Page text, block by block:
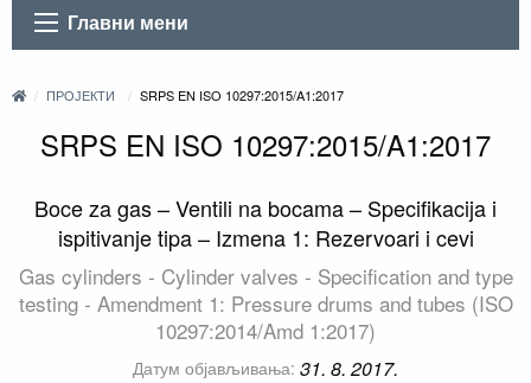
Главни мени
ПРОЈЕКТИ SRPS EN ISO 10297:2015/A1:2017
SRPS EN ISO 10297:2015/A1:2017
Boce za gas – Ventili na bocama – Specifikacija i
ispitivanje tipa – Izmena 1: Rezervoari i cevi
Gas cylinders - Cylinder valves - Specification and type
testing - Amendment 1: Pressure drums and tubes (ISO
10297:2014/Amd 1:2017)
Датум објављивања: 31. 8. 2017.